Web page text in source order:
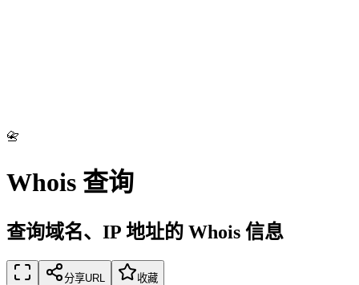
📇
Whois 查询
查询域名、IP 地址的 Whois 信息
分享URL 收藏